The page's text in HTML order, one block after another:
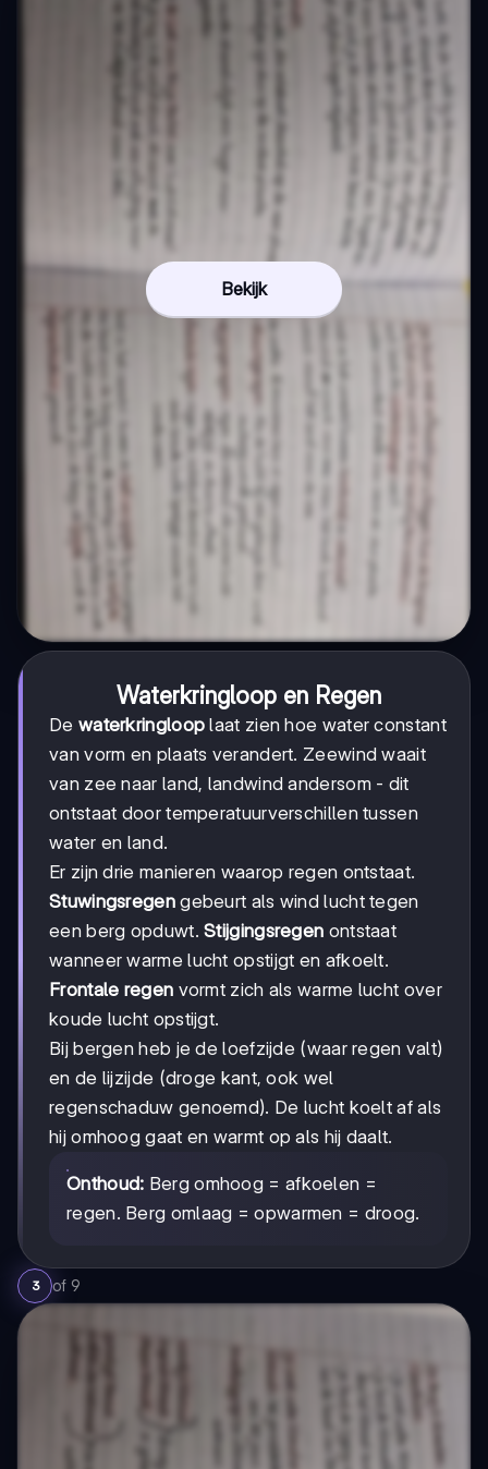
Bekijk
Waterkringloop en Regen
De waterkringloop laat zien hoe water constant
van vorm en plaats verandert. Zeewind waait
van zee naar land, landwind andersom - dit
ontstaat door temperatuurverschillen tussen
water en land.
Er zijn drie manieren waarop regen ontstaat.
Stuwingsregengebeurt als wind lucht tegen
een berg opduwt.Stijgingsregen ontstaat
wanneer warme lucht opstijgt en afkoelt.
Frontale regen vormt zich als warme lucht over
koude lucht opstijgt.
Bij bergen heb je de loefzijde (waar regen valt)
en de lijzijde (droge kant, ook wel
regenschaduw genoemd). De lucht koelt af als
hij omhoog gaat en warmt op als hij daalt.
Onthoud: Berg omhoog = afkoelen =
regen. Berg omlaag = opwarmen = droog.
3 of 9